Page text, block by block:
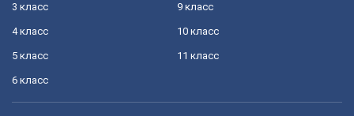
3 класс
4 класс
5 класс
6 класс
9 класс
10 класс
11 класс